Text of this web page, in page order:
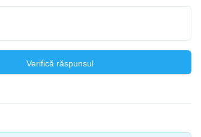
Verifică răspunsul